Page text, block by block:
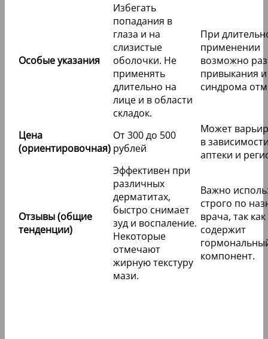
Особые указания
Избегать
попадания в
глаза и на
слизистые
оболочки. Не
применять
длительно на
лице и в области
складок.
При
применении
возможно
привыкания и
синдрома
Цена
(ориентировочная)
От 300 до 500
рублей
Может
в
аптеки и
Отзывы (общие
тенденции)
Эффективен при
различных
дерматитах,
быстро снимает
зуд и воспаление.
Некоторые
отмечают
жирную текстуру
мази.
Важно
строго по
врача, так как
содержит
компонент.